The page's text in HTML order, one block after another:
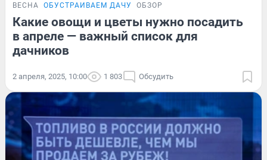
ВЕСНА ОБУСТРАИВАЕМ ДАЧУ ОБЗОР
Какие овощи и цветы нужно посадить
в апреле — важный список для
дачников
2 апреля, 2025, 10:00 1 803 Обсудить